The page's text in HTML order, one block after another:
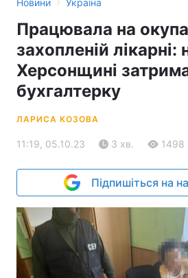
Працювала на
захопленій лікарні:
Херсонщині
бухгалтерку
ЛАРИСА КОЗОВА
11:19, 05.10.23 3 хв. 1498
Підпишіться на